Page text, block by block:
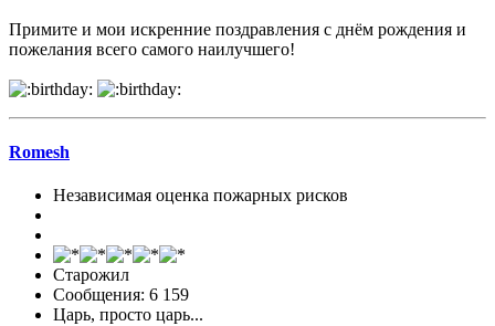
Примите и мои искренние поздравления с днём рождения и
пожелания всего самого наилучшего!
Romesh
Независимая оценка пожарных рисков
Старожил
Сообщения: 6 159
Царь, просто царь...